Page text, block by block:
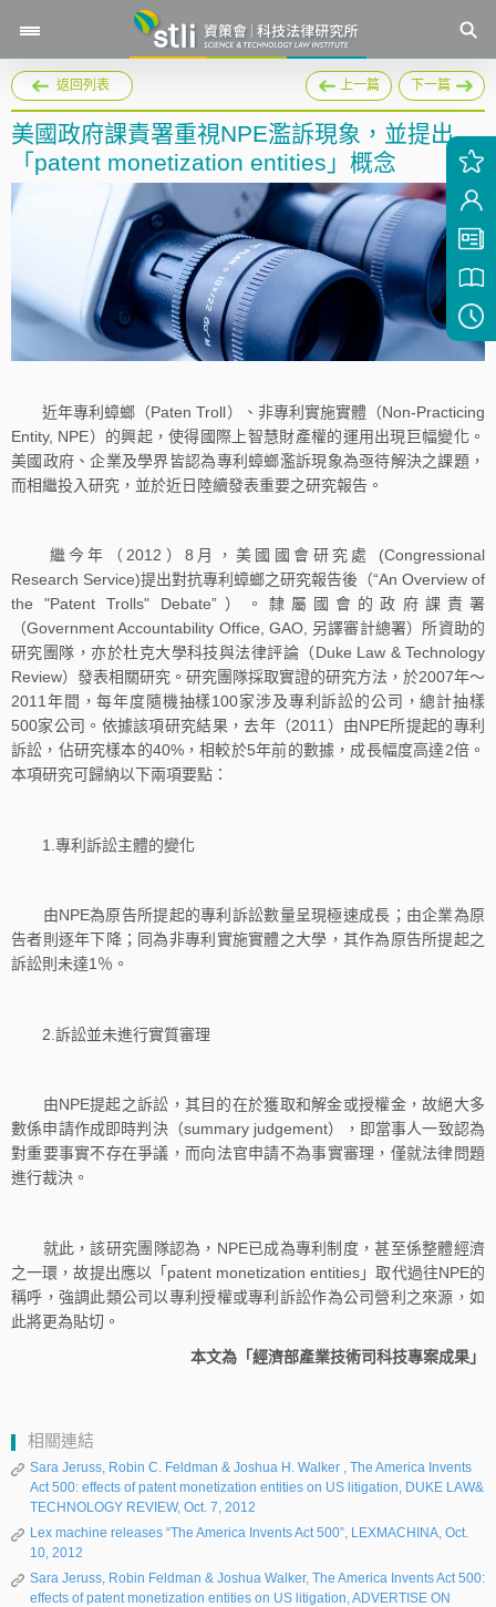
返回列表 上一篇 下一篇
美國政府課責署重視NPE濫訴現象，並提出
「patent monetization entities」概念
近年專利蟑螂（Paten Troll）、非專利實施實體（Non-Practicing
Entity, NPE）的興起，使得國際上智慧財產權的運用出現巨幅變化。
美國政府、企業及學界皆認為專利蟑螂濫訴現象為亟待解決之課題，
而相繼投入研究，並於近日陸續發表重要之研究報告。
繼今年（2012）8月，美國國會研究處 (Congressional
Research Service)提出對抗專利蟑螂之研究報告後（“An Overview of
the "Patent Trolls" Debate”）。隸屬國會的政府課責署
（Government Accountability Office, GAO, 另譯審計總署）所資助的
研究團隊，亦於杜克大學科技與法律評論（Duke Law & Technology
Review）發表相關研究。研究團隊採取實證的研究方法，於2007年～
2011年間，每年度隨機抽樣100家涉及專利訴訟的公司，總計抽樣
500家公司。依據該項研究結果，去年（2011）由NPE所提起的專利
訴訟，佔研究樣本的40%，相較於5年前的數據，成長幅度高達2倍。
本項研究可歸納以下兩項要點：
1.專利訴訟主體的變化
由NPE為原告所提起的專利訴訟數量呈現極速成長；由企業為原
告者則逐年下降；同為非專利實施實體之大學，其作為原告所提起之
訴訟則未達1％。
2.訴訟並未進行實質審理
由NPE提起之訴訟，其目的在於獲取和解金或授權金，故絕大多
數係申請作成即時判決（summary judgement），即當事人一致認為
對重要事實不存在爭議，而向法官申請不為事實審理，僅就法律問題
進行裁決。
就此，該研究團隊認為，NPE已成為專利制度，甚至係整體經濟
之一環，故提出應以「patent monetization entities」取代過往NPE的
稱呼，強調此類公司以專利授權或專利訴訟作為公司營利之來源，如
此將更為貼切。
本文為「經濟部產業技術司科技專案成果」
相關連結
Sara Jeruss, Robin C. Feldman & Joshua H. Walker , The America Invents
Act 500: effects of patent monetization entities on US litigation, DUKE LAW&
TECHNOLOGY REVIEW, Oct. 7, 2012
Lex machine releases “The America Invents Act 500”, LEXMACHINA, Oct.
10, 2012
Sara Jeruss, Robin Feldman & Joshua Walker, The America Invents Act 500:
effects of patent monetization entities on US litigation, ADVERTISE ON